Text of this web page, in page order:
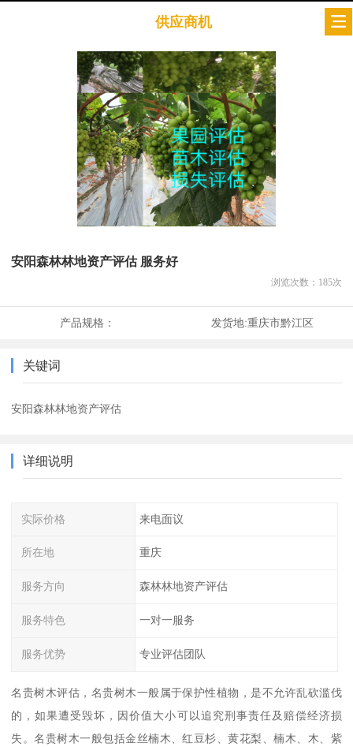
供应商机
安阳森林林地资产评估 服务好
浏览次数： 185次
产品规格： 发货地:重庆市黔江区
关键词
安阳森林林地资产评估
详细说明
实际价格 来电面议
所在地 重庆
服务方向 森林林地资产评估
服务特色 一对一服务
服务优势 专业评估团队
名贵树木评估，名贵树木一般属于保护性植物，是不允许乱砍滥伐
的，如果遭受毁坏，因价值大小可以追究刑事责任及赔偿经济损
失。名贵树木一般包括金丝楠木、红豆杉、黄花梨、楠木、木、紫